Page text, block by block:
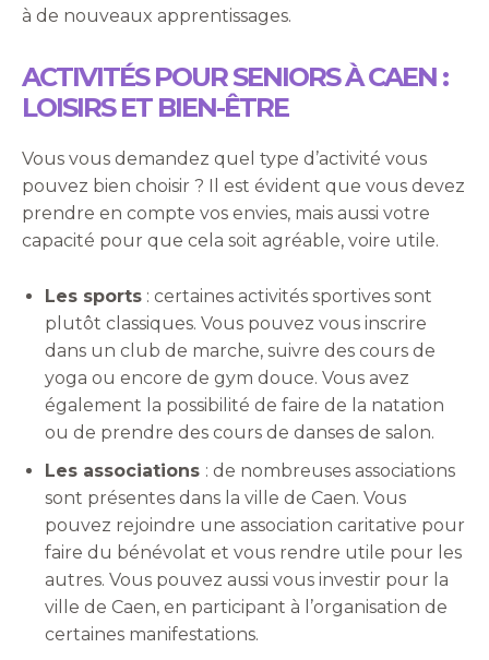
à de nouveaux apprentissages.
ACTIVITÉS POUR SENIORS À CAEN :
LOISIRS ET BIEN-ÊTRE
Vous vous demandez quel type d’activité vous
pouvez bien choisir ? Il est évident que vous devez
prendre en compte vos envies, mais aussi votre
capacité pour que cela soit agréable, voire utile.
Les sports : certaines activités sportives sont
plutôt classiques. Vous pouvez vous inscrire
dans un club de marche, suivre des cours de
yoga ou encore de gym douce. Vous avez
également la possibilité de faire de la natation
ou de prendre des cours de danses de salon.
Les associations : de nombreuses associations
sont présentes dans la ville de Caen. Vous
pouvez rejoindre une association caritative pour
faire du bénévolat et vous rendre utile pour les
autres. Vous pouvez aussi vous investir pour la
ville de Caen, en participant à l’organisation de
certaines manifestations.